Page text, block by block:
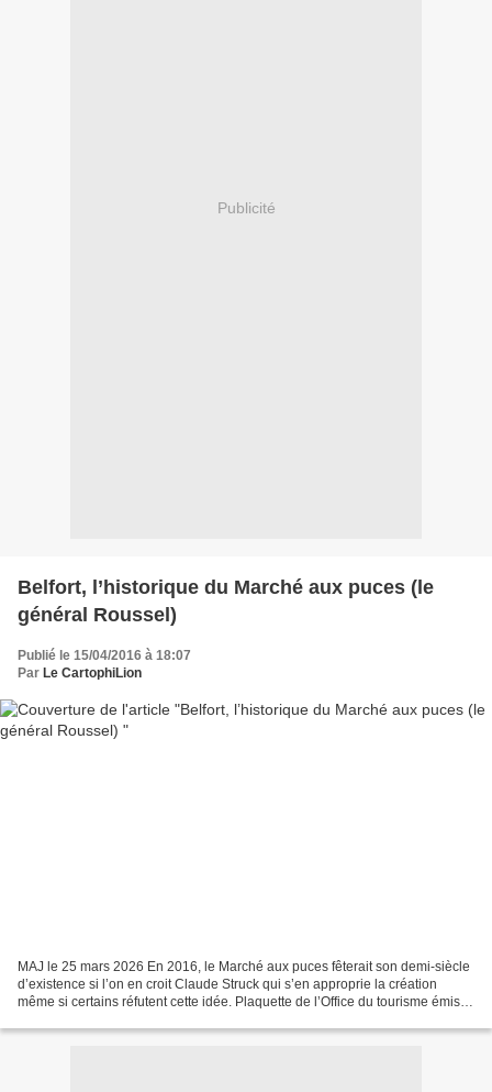
Publicité
Belfort, l’historique du Marché aux puces (le
général Roussel)
Publié le 15/04/2016 à 18:07
Par Le CartophiLion
MAJ le 25 mars 2026 En 2016, le Marché aux puces fêterait son demi-siècle
d’existence si l’on en croit Claude Struck qui s’en approprie la création
même si certains réfutent cette idée. Plaquette de l’Office du tourisme émise